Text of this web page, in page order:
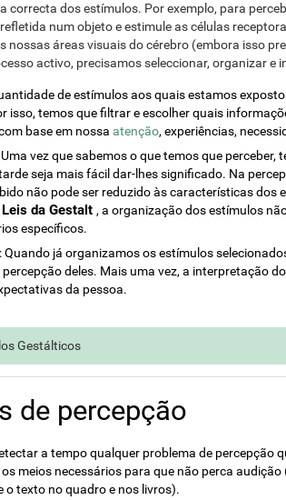
correcta dos estímulos. Por exemplo, para
num objeto e estimule as células
nossas áreas visuais do cérebro (embora isso
activo, precisamos seleccionar, organizar e
de estímulos aos quais estamos
isso, temos que filtrar e escolher quais
base em nossa atenção, experiências,
Uma vez que sabemos o que temos que
seja mais fácil dar-lhes significado. Na
não pode ser reduzido às características dos
Leis da Gestalt , a organização dos estímulos
específicos.
: Quando já organizamos os estímulos
deles. Mais uma vez, a interpretação
da pessoa.
Gestálticos
de percepção
a tempo qualquer problema de percepção
meios necessários para que não perca audição
o texto no quadro e nos livros).